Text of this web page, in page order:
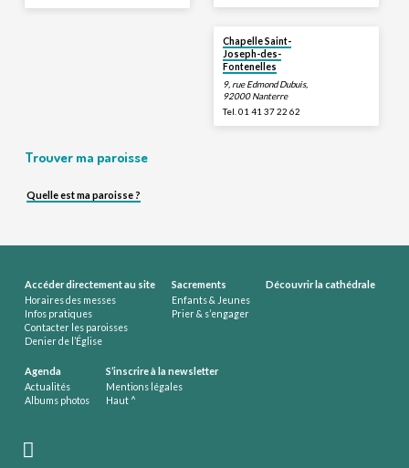
Chapelle Saint-
Joseph-des-
Fontenelles
9, rue Edmond Dubuis,
92000 Nanterre
Tel. 01 41 37 22 62
Trouver ma paroisse
Quelle est ma paroisse ?
Accéder directement au site
Horaires des messes
Infos pratiques
Contacter les paroisses
Denier de l’Église
Sacrements
Enfants & Jeunes
Prier & s’engager
Découvrir la cathédrale
Agenda
Actualités
Albums photos
S’inscrire à la newsletter
Mentions légales
Haut ^